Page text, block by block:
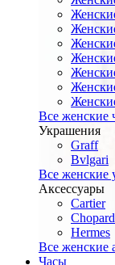
Все женские
Украшения
Graff
Bvlgari
Все женские
Аксессуары
Cartier
Chopard
Hermes
Все женские
Часы